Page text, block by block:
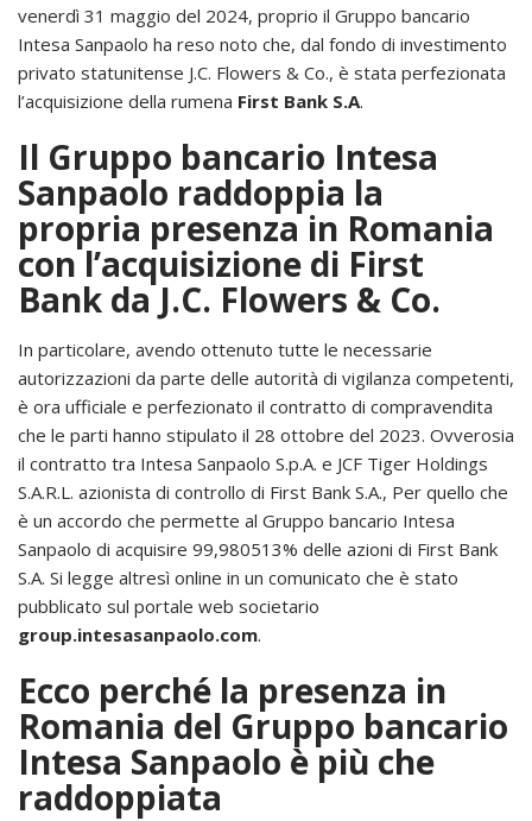
venerdì 31 maggio del 2024, proprio il Gruppo bancario
Intesa Sanpaolo ha reso noto che, dal fondo di investimento
privato statunitense J.C. Flowers & Co., è stata perfezionata
l’acquisizione della rumena First Bank S.A.
Il Gruppo bancario Intesa
Sanpaolo raddoppia la
propria presenza in Romania
con l’acquisizione di First
Bank da J.C. Flowers & Co.
In particolare, avendo ottenuto tutte le necessarie
autorizzazioni da parte delle autorità di vigilanza competenti,
è ora ufficiale e perfezionato il contratto di compravendita
che le parti hanno stipulato il 28 ottobre del 2023. Ovverosia
il contratto tra Intesa Sanpaolo S.p.A. e JCF Tiger Holdings
S.A.R.L. azionista di controllo di First Bank S.A., Per quello che
è un accordo che permette al Gruppo bancario Intesa
Sanpaolo di acquisire 99,980513% delle azioni di First Bank
S.A. Si legge altresì online in un comunicato che è stato
pubblicato sul portale web societario
group.intesasanpaolo.com.
Ecco perché la presenza in
Romania del Gruppo bancario
Intesa Sanpaolo è più che
raddoppiata